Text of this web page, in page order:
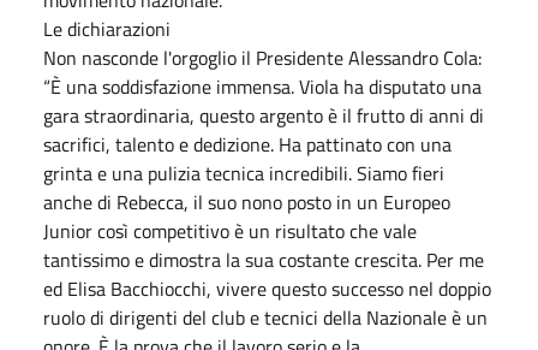
Le dichiarazioni
Non nasconde l'orgoglio il Presidente Alessandro Cola:
“È una soddisfazione immensa. Viola ha disputato una
gara straordinaria, questo argento è il frutto di anni di
sacrifici, talento e dedizione. Ha pattinato con una
grinta e una pulizia tecnica incredibili. Siamo fieri
anche di Rebecca, il suo nono posto in un Europeo
Junior così competitivo è un risultato che vale
tantissimo e dimostra la sua costante crescita. Per me
ed Elisa Bacchiocchi, vivere questo successo nel doppio
ruolo di dirigenti del club e tecnici della Nazionale è un